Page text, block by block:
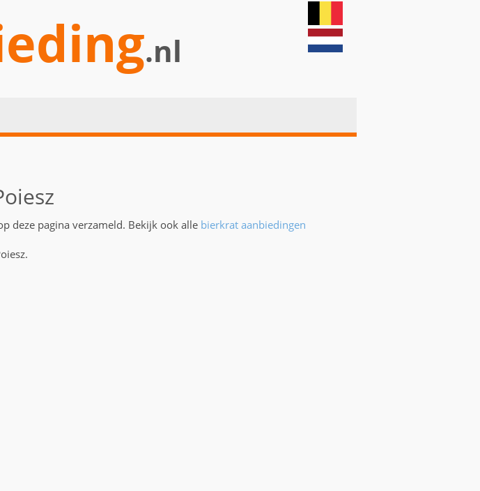
.nl
deze pagina verzameld. Bekijk ook alle bierkrat aanbiedingen